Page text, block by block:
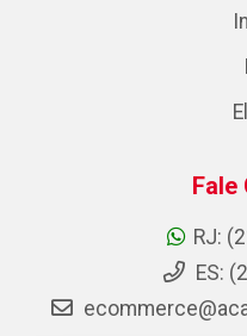
Fale
RJ:
ES: